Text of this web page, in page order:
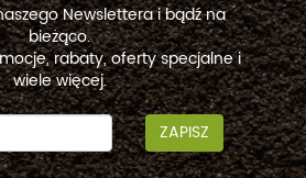
Newslettera i bądź na
bieżąco.
rabaty, oferty specjalne i
wiele więcej.
ZAPISZ